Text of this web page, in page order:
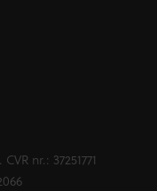
nr.: 37251771